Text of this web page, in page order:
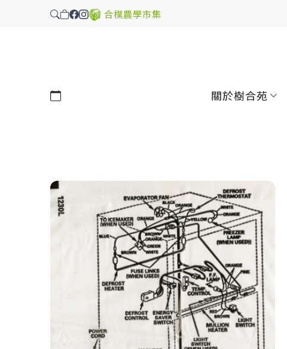
合樸農學市集
行事曆 關於樹合苑